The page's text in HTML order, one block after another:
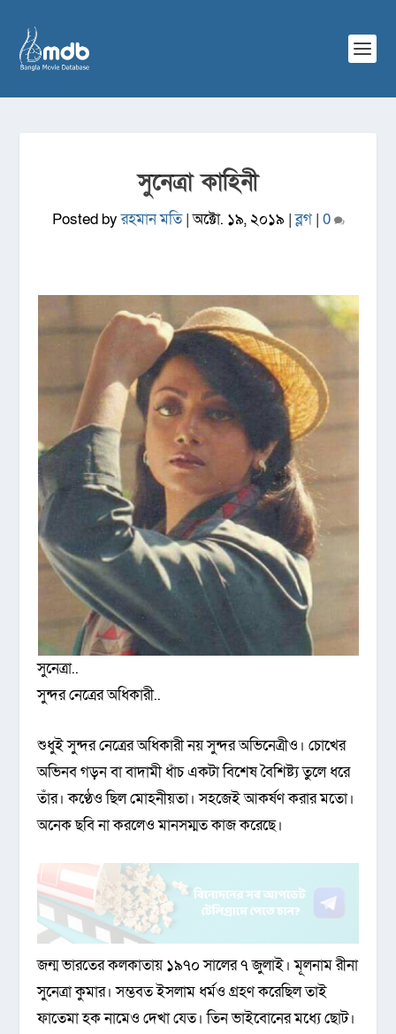
সুনেত্রা কাহিনী
Posted byরহমান মতি|অক্টো. ১৯, ২০১৯ |ব্লগ| 0
সুনেত্রা..
সুন্দর নেত্রের অধিকারী..
শুধুই সুন্দর নেত্রের অধিকারী নয় সুন্দর অভিনেত্রীও। চোখের
অভিনব গড়ন বা বাদামী ধাঁচ একটা বিশেষ বৈশিষ্ট্য তুলে ধরে
তাঁর। কণ্ঠেও ছিল মোহনীয়তা। সহজেই আকর্ষণ করার মতো।
অনেক ছবি না করলেও মানসম্মত কাজ করেছে।
জন্ম ভারতের কলকাতায় ১৯৭০ সালের ৭ জুলাই। মূলনাম রীনা
সুনেত্রা কুমার। সম্ভবত ইসলাম ধর্মও গ্রহণ করেছিল তাই
ফাতেমা হক নামেও দেখা যেত। তিন ভাইবোনের মধ্যে ছোট।